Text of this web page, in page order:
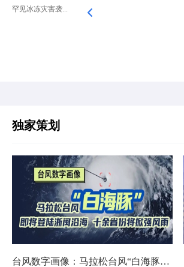
罕见冰冻灾害袭...
独家策划
台风数字画像：马拉松台风“白海豚”将影响十余省份